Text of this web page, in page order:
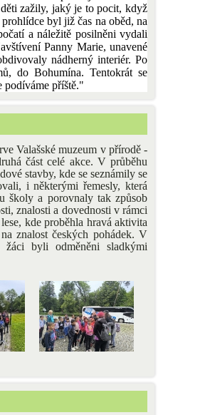
zažily, jaký je to pocit, když
byl již čas na oběd, na
a náležitě posilněni vydali
Panny Marie, unavené
nádherný interiér. Po
do Bohumína. Tentokrát se
podíváme příště."
Valašské muzeum v přírodě -
část celé akce. V průběhu
stavby, kde se seznámily se
i některými řemesly, která
školy a porovnaly tak způsob
znalosti a dovednosti v rámci
kde proběhla hravá aktivita
znalost českých pohádek. V
byli odměněni sladkými